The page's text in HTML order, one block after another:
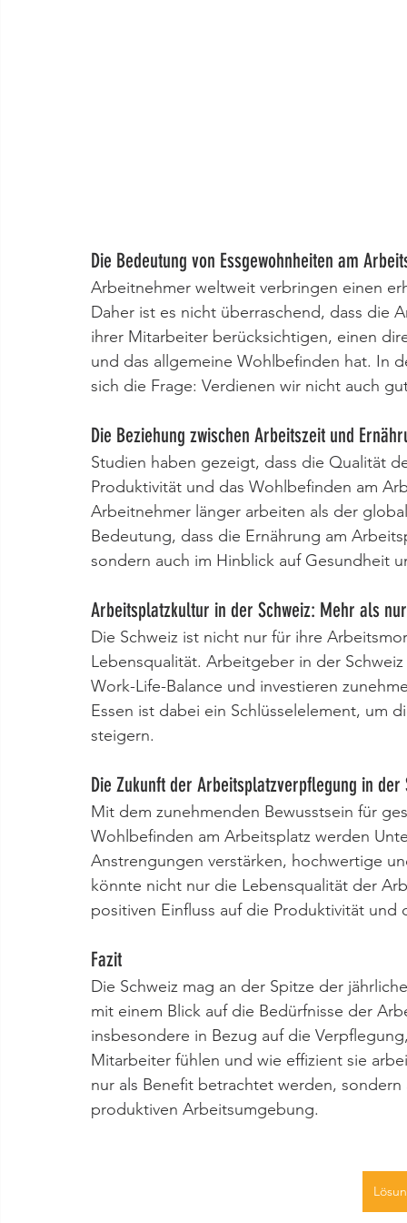
Die Bedeutung von Essgewohnheiten am
Arbeitnehmer weltweit verbringen einen
Daher ist es nicht überraschend, dass die
ihrer Mitarbeiter berücksichtigen, einen
und das allgemeine Wohlbefinden hat. In
sich die Frage: Verdienen wir nicht auch
Die Beziehung zwischen Arbeitszeit und
Studien haben gezeigt, dass die Qualität
Produktivität und das Wohlbefinden am
Arbeitnehmer länger arbeiten als der
Bedeutung, dass die Ernährung am
sondern auch im Hinblick auf Gesundheit
Arbeitsplatzkultur in der Schweiz: Mehr als
Die Schweiz ist nicht nur für ihre
Lebensqualität. Arbeitgeber in der
Work-Life-Balance und investieren
Essen ist dabei ein Schlüsselelement, um
steigern.
Die Zukunft der Arbeitsplatzverpflegung in der
Mit dem zunehmenden Bewusstsein für
Wohlbefinden am Arbeitsplatz werden
Anstrengungen verstärken, hochwertige
könnte nicht nur die Lebensqualität der
positiven Einfluss auf die Produktivität
Fazit
Die Schweiz mag an der Spitze der
mit einem Blick auf die Bedürfnisse der
insbesondere in Bezug auf die
Mitarbeiter fühlen und wie effizient sie
nur als Benefit betrachtet werden,
produktiven Arbeitsumgebung.